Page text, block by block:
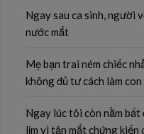
Ngay sau ca sinh, người
nước mắt
Mẹ bạn trai ném chiếc
không đủ tư cách làm
Ngay lúc tôi còn nằm
lịm vì tận mắt chứng kiến